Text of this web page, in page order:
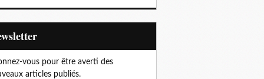
vous pour être averti des
articles publiés.